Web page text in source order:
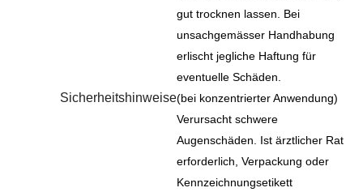
gut trocknen lassen. Bei
unsachgemässer Handhabung
erlischt jegliche Haftung für
eventuelle Schäden.
Sicherheitshinweise(bei konzentrierter Anwendung)
Verursacht schwere
Augenschäden. Ist ärztlicher Rat
erforderlich, Verpackung oder
Kennzeichnungsetikett